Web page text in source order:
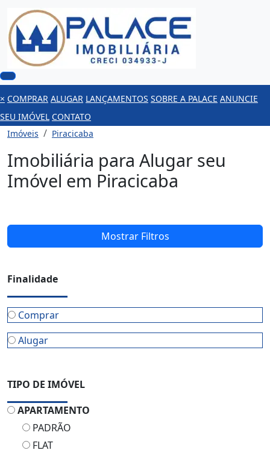
× COMPRAR ALUGAR LANÇAMENTOS SOBRE A PALACE ANUNCIE
SEU IMÓVEL CONTATO
Imóveis
Piracicaba
Imobiliária para Alugar seu
Imóvel em Piracicaba
Mostrar Filtros
Finalidade
Comprar
Alugar
TIPO DE IMÓVEL
APARTAMENTO
PADRÃO
FLAT